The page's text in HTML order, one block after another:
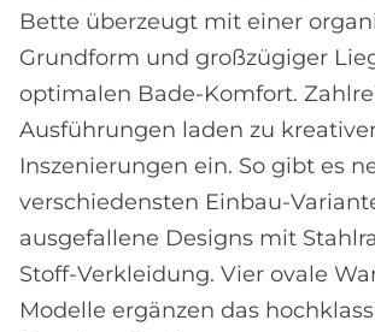
Bette überzeugt mit einer
Grundform und großzügiger
optimalen Bade-Komfort.
Ausführungen laden zu
Inszenierungen ein. So gibt es
verschiedensten Einbau-
ausgefallene Designs mit
Stoff-Verkleidung. Vier ovale
Modelle ergänzen das